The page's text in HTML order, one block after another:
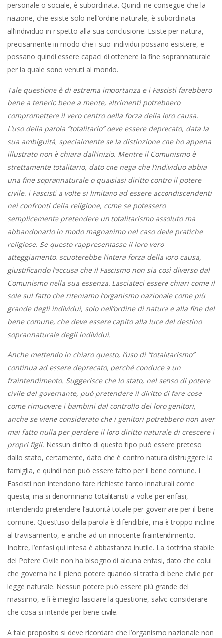
personale o sociale, è subordinata. Quindi ne consegue che la
nazione, che esiste solo nell’ordine naturale, è subordinata
all’individuo in rispetto alla sua conclusione. Esiste per natura,
precisamente in modo che i suoi individui possano esistere, e
possano quindi essere capaci di ottenere la fine soprannaturale
per la quale sono venuti al mondo.
Tale questione è di estrema importanza e i Fascisti farebbero
bene a tenerlo bene a mente, altrimenti potrebbero
compromettere il vero centro della forza della loro causa.
L’uso della parola “totalitario” deve essere deprecato, data la
sua ambiguità, specialmente se la distinzione che ho appena
illustrato non è chiara dall’inizio. Mentre il Comunismo è
strettamente totalitario, dato che nega che l’individuo abbia
una fine soprannaturale o qualsiasi diritto contro il potere
civile, i Fascisti a volte si limitano ad essere accondiscendenti
nei confronti della religione, come se potessero
semplicemente pretendere un totalitarismo assoluto ma
abbandonarlo in modo magnanimo nel caso delle pratiche
religiose. Se questo rappresentasse il loro vero
atteggiamento, scuoterebbe l’intera forza della loro causa,
giustificando l’accusa che il Fascismo non sia così diverso dal
Comunismo nella sua essenza. Lasciateci essere chiari come il
sole sul fatto che riteniamo l’organismo nazionale come più
grande degli individui, solo nell’ordine di natura e alla fine del
bene comune, che deve essere capito alla luce del destino
soprannaturale degli individui.
Anche mettendo in chiaro questo, l’uso di “totalitarismo”
continua ad essere deprecato, perché conduce a un
fraintendimento. Suggerisce che lo stato, nel senso di potere
civile del governante, può pretendere il diritto di fare cose
come rimuovere i bambini dal controllo dei loro genitori,
anche se viene considerato che i genitori potrebbero non aver
mai fatto nulla per perdere il loro diritto naturale di crescere i
propri figli. Nessun diritto di questo tipo può essere preteso
dallo stato, certamente, dato che è contro natura distruggere la
famiglia, e quindi non può essere fatto per il bene comune. I
Fascisti non intendono fare richieste tanto innaturali come
questa; ma si denominano totalitaristi a volte per enfasi,
intendendo pretendere l’autorità totale per governare per il bene
comune. Quest’uso della parola è difendibile, ma è troppo incline
al travisamento, e anche ad un innocente fraintendimento.
Inoltre, l’enfasi qui intesa è abbastanza inutile. La dottrina stabile
del Potere Civile non ha bisogno di alcuna enfasi, dato che colui
che governa ha il pieno potere quando si tratta di bene civile per
legge naturale. Nessun potere può essere più grande del
massimo, e lì è meglio lasciare la questione, salvo considerare
che cosa si intende per bene civile.
A tale proposito si deve ricordare che l’organismo nazionale non